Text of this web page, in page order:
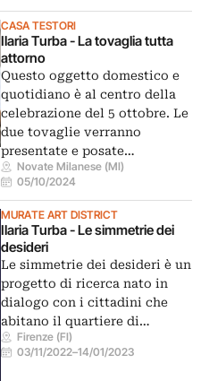
CASA TESTORI
Ilaria Turba - La tovaglia tutta
attorno
Questo oggetto domestico e
quotidiano è al centro della
celebrazione del 5 ottobre. Le
due tovaglie verranno
presentate e posate…
Novate Milanese (MI)
05/10/2024
MURATE ART DISTRICT
Ilaria Turba - Le simmetrie dei
desideri
Le simmetrie dei desideri è un
progetto di ricerca nato in
dialogo con i cittadini che
abitano il quartiere di…
Firenze (FI)
03/11/2022–14/01/2023